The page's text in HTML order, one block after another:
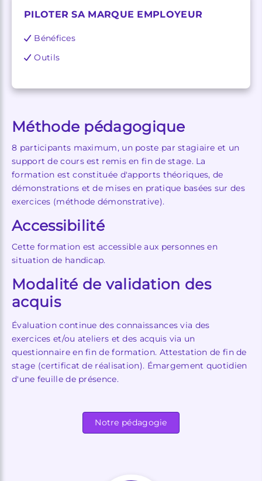
PILOTER SA MARQUE EMPLOYEUR
Bénéfices
Outils
Méthode pédagogique
8 participants maximum, un poste par stagiaire et un
support de cours est remis en fin de stage. La
formation est constituée d'apports théoriques, de
démonstrations et de mises en pratique basées sur des
exercices (méthode démonstrative).
Accessibilité
Cette formation est accessible aux personnes en
situation de handicap.
Modalité de validation des
acquis
Évaluation continue des connaissances via des
exercices et/ou ateliers et des acquis via un
questionnaire en fin de formation. Attestation de fin de
stage (certificat de réalisation). Émargement quotidien
d'une feuille de présence.
Notre pédagogie